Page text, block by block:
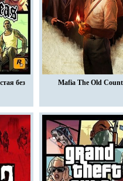
без
Mafia The Old